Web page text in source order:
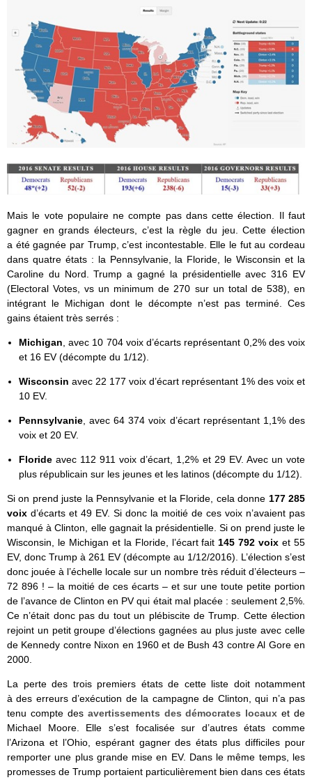
Mais le vote populaire ne compte pas dans cette élection. Il faut
gagner en grands électeurs, c’est la règle du jeu. Cette élection
a été gagnée par Trump, c’est incontestable. Elle le fut au cordeau
dans quatre états : la Pennsylvanie, la Floride, le Wisconsin et la
Caroline du Nord. Trump a gagné la présidentielle avec 316 EV
(Electoral Votes, vs un minimum de 270 sur un total de 538), en
intégrant le Michigan dont le décompte n’est pas terminé. Ces
gains étaient très serrés :
Michigan , avec 10 704 voix d’écarts représentant 0,2% des voix
et 16 EV (décompte du 1/12).
Wisconsin avec 22 177 voix d’écart représentant 1% des voix et
10 EV.
Pennsylvanie, avec 64 374 voix d’écart représentant 1,1% des
voix et 20 EV.
Floride avec 112 911 voix d’écart, 1,2% et 29 EV. Avec un vote
plus républicain sur les jeunes et les latinos (décompte du 1/12).
Si on prend juste la Pennsylvanie et la Floride, cela donne 177 285
voix d’écarts et 49 EV. Si donc la moitié de ces voix n’avaient pas
manqué à Clinton, elle gagnait la présidentielle. Si on prend juste le
Wisconsin, le Michigan et la Floride, l’écart fait 145 792 voix et 55
EV, donc Trump à 261 EV (décompte au 1/12/2016). L’élection s’est
donc jouée à l’échelle locale sur un nombre très réduit d’électeurs –
72 896 ! – la moitié de ces écarts – et sur une toute petite portion
de l’avance de Clinton en PV qui était mal placée : seulement 2,5%.
Ce n’était donc pas du tout un plébiscite de Trump. Cette élection
rejoint un petit groupe d’élections gagnées au plus juste avec celle
de Kennedy contre Nixon en 1960 et de Bush 43 contre Al Gore en
2000.
La perte des trois premiers états de cette liste doit notamment
à des erreurs d’exécution de la campagne de Clinton, qui n’a pas
tenu compte des avertissements des démocrates locaux et de
Michael Moore. Elle s’est focalisée sur d’autres états comme
l’Arizona et l’Ohio, espérant gagner des états plus difficiles pour
remporter une plus grande mise en EV. Dans le même temps, les
promesses de Trump portaient particulièrement bien dans ces états